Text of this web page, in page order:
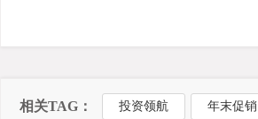
相关TAG： 投资领航 年末促销